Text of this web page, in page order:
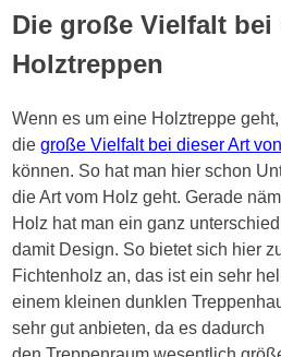
Die große Vielfalt bei
Holztreppen
Wenn es um eine Holztreppe
diegroße Vielfalt bei dieser Art
können. So hat man hier schon
die Art vom Holz geht. Gerade
Holz hat man ein ganz
damit Design. So bietet sich hier
Fichtenholz an, das ist ein sehr
einem kleinen dunklen
sehr gut anbieten, da es dadurch